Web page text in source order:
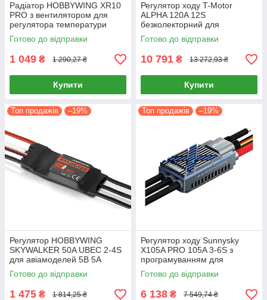
Радіатор HOBBYWING XR10
PRO з вентилятором для
регулятора температури
автомобільних моделей
Готово до відправки
1 049 ₴ 1 290,27 ₴
Купити
Регулятор ходу T-Motor
ALPHA 120A 12S
безколекторний для
мультикоптерів 100А 120А
Готово до відправки
10 791 ₴ 13 272,93 ₴
Купити
Топ продажів –19%
Регулятор HOBBYWING
SKYWALKER 50A UBEC 2-4S
для авіамоделей 5В 5А
імпульсний
Готово до відправки
1 475 ₴ 1 814,25 ₴
Топ продажів –19%
Регулятор ходу Sunnysky
X105A PRO 105A 3-6S з
програмуванням для
авіамоделей
Готово до відправки
6 138 ₴ 7 549,74 ₴